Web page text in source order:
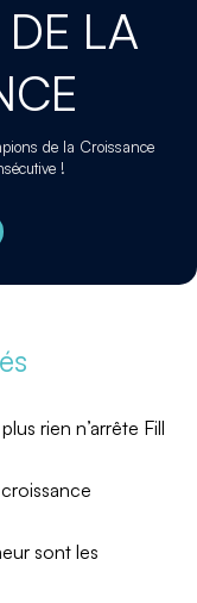
LA
de la Croissance
!
rien n’arrête Fill
sont les